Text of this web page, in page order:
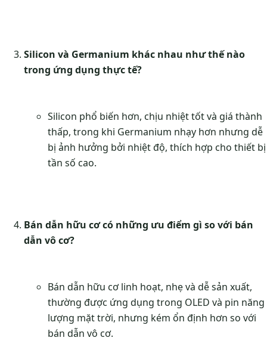
Silicon và Germanium khác nhau như thế nào
trong ứng dụng thực tế?
Silicon phổ biến hơn, chịu nhiệt tốt và giá thành
thấp, trong khi Germanium nhạy hơn nhưng dễ
bị ảnh hưởng bởi nhiệt độ, thích hợp cho thiết bị
tần số cao.
Bán dẫn hữu cơ có những ưu điểm gì so với bán
dẫn vô cơ?
Bán dẫn hữu cơ linh hoạt, nhẹ và dễ sản xuất,
thường được ứng dụng trong OLED và pin năng
lượng mặt trời, nhưng kém ổn định hơn so với
bán dẫn vô cơ.